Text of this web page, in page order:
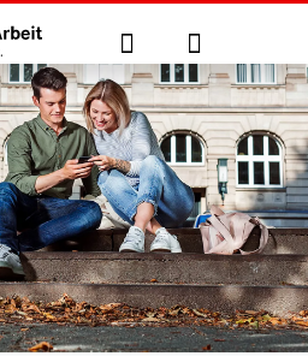
Suche Anmelden